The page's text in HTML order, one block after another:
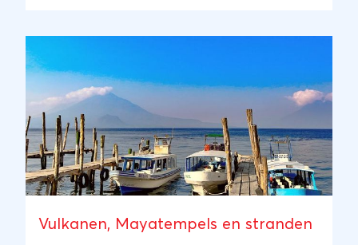
Vulkanen, Mayatempels en stranden